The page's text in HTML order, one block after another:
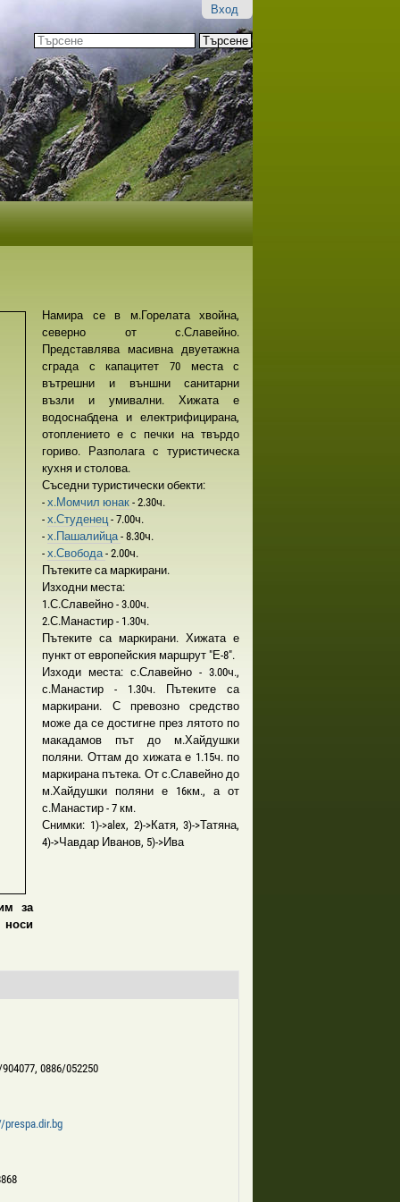
Вход
Търсене
Разширено
търсене...
за
Намира се в м.Горелата хвойна,
северно от с.Славейно.
Представлява масивна двуетажна
сграда с капацитет 70 места с
вътрешни и външни санитарни
възли и умивални. Хижата е
водоснабдена и електрифицирана,
отоплението е с печки на твърдо
гориво. Разполага с туристическа
кухня и столова.
Съседни туристически обекти:
-х.Момчил юнак- 2.30ч.
-х.Студенец- 7.00ч.
-х.Пашалийца- 8.30ч.
-х.Свобода- 2.00ч.
Пътеките са маркирани.
Изходни места:
1.С.Славейно - 3.00ч.
2.С.Манастир - 1.30ч.
Пътеките са маркирани. Хижата е
пункт от европейския маршрут "Е-8".
Изходи места: с.Славейно - 3.00ч.,
с.Манастир - 1.30ч. Пътеките са
маркирани. С превозно средство
може да се достигне през лятото по
макадамов път до м.Хайдушки
поляни. Оттам до хижата е 1.15ч. по
маркирана пътека. От с.Славейно до
м.Хайдушки поляни е 16км., а от
с.Манастир - 7 км.
Снимки: 1)->alex, 2)->Катя, 3)->Татяна,
4)->Чавдар Иванов, 5)->Ива
0886/052250